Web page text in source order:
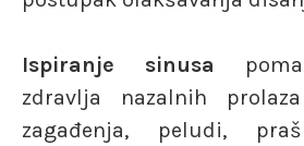
Ispiranje sinusa
zdravlja nazalnih
zagađenja, peludi,